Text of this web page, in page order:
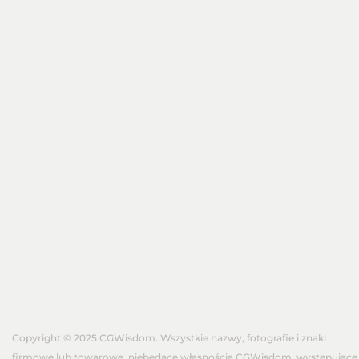
Copyright © 2025 CGWisdom. Wszystkie nazwy, fotografie i znaki